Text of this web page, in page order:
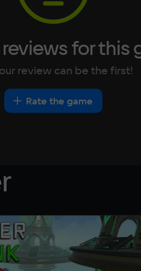
for this
review can be the first!
Rate the game